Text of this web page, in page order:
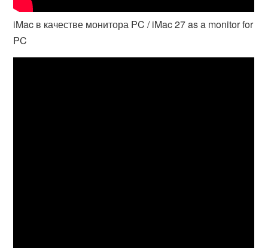
iMac в качестве монитора PC / iMac 27 as a monitor for
PC